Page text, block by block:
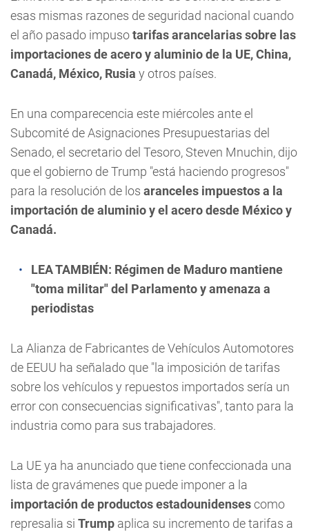
esas mismas razones de seguridad nacional cuando
el año pasado impusotarifas arancelarias sobre las
importaciones de acero y aluminio de la UE, China,
Canadá, México, Rusia y otros países.
En una comparecencia este miércoles ante el
Subcomité de Asignaciones Presupuestarias del
Senado, el secretario del Tesoro, Steven Mnuchin, dijo
que el gobierno de Trump "está haciendo progresos"
para la resolución de los aranceles impuestos a la
importación de aluminio y el acero desde México y
Canadá.
LEA TAMBIÉN: Régimen de Maduro mantiene
"toma militar" del Parlamento y amenaza a
periodistas
La Alianza de Fabricantes de Vehículos Automotores
de EEUU ha señalado que "la imposición de tarifas
sobre los vehículos y repuestos importados sería un
error con consecuencias significativas", tanto para la
industria como para sus trabajadores.
La UE ya ha anunciado que tiene confeccionada una
lista de gravámenes que puede imponer a la
importación de productos estadounidensescomo
represalia si Trump aplica su incremento de tarifas a